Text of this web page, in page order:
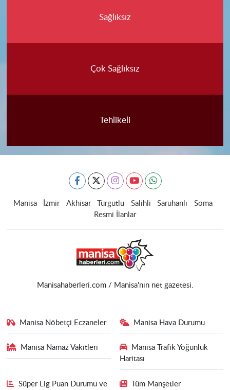
Sağlıksız
Çok Sağlıksız
Tehlikeli
Manisa İzmir Akhisar Turgutlu Salihli Saruhanlı
Soma
Resmi İlanlar
Manisahaberleri.com / Manisa'nın net gazetesi.
Manisa Nöbetçi Eczaneler Manisa Hava Durumu
Manisa Namaz Vakitleri
Manisa Trafik Yoğunluk
Haritası
Süper Lig Puan Durumu ve Tüm Manşetler